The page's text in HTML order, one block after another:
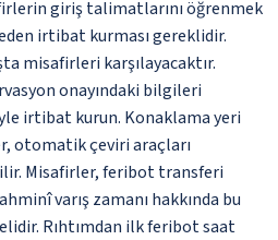
giriş talimatlarını öğrenmek
irtibat kurması gereklidir.
misafirleri karşılayacaktır.
onayındaki bilgileri
irtibat kurun. Konaklama yeri
otomatik çeviri araçları
Misafirler, feribot transferi
varış zamanı hakkında bu
Rıhtımdan ilk feribot saat